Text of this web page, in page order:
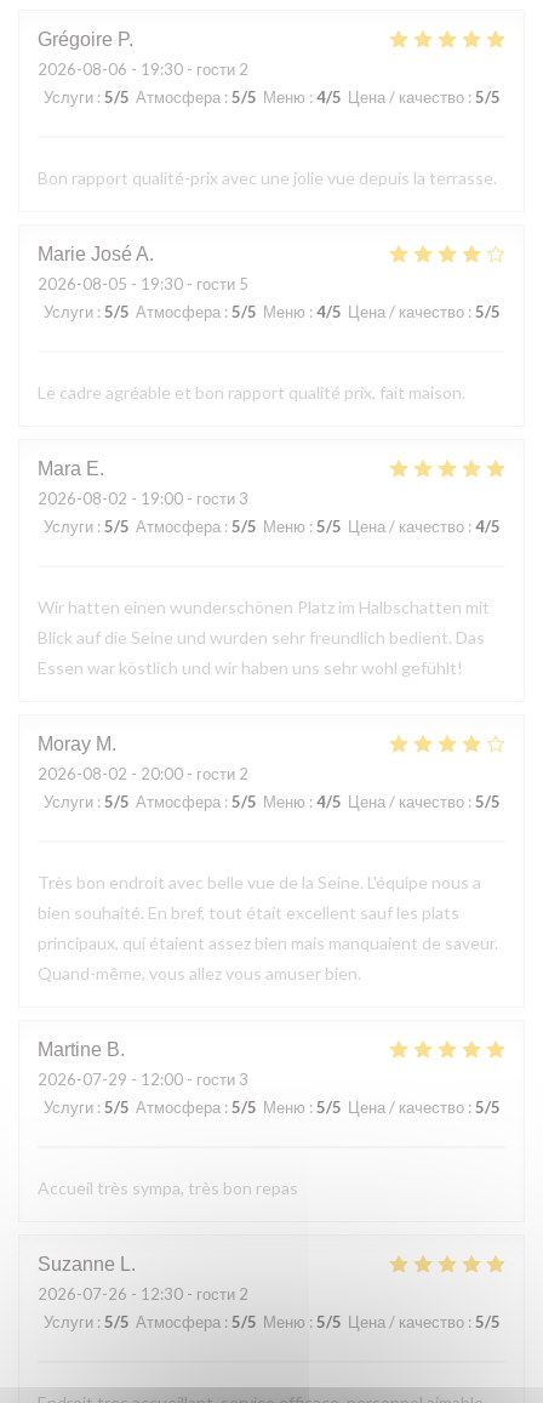
Grégoire P
2026-08-06 - 19:30 - гости 2
Услуги : 5/5 Атмосфера : 5/5 Меню : 4/5 Цена / качество : 5/5
Bon rapport qualité-prix avec une jolie vue depuis la terrasse.
Marie José A
2026-08-05 - 19:30 - гости 5
Услуги : 5/5 Атмосфера : 5/5 Меню : 4/5 Цена / качество : 5/5
Le cadre agréable et bon rapport qualité prix, fait maison.
Mara E
2026-08-02 - 19:00 - гости 3
Услуги : 5/5 Атмосфера : 5/5 Меню : 5/5 Цена / качество : 4/5
Wir hatten einen wunderschönen Platz im Halbschatten mit
Blick auf die Seine und wurden sehr freundlich bedient. Das
Essen war köstlich und wir haben uns sehr wohl gefühlt!
Moray M
2026-08-02 - 20:00 - гости 2
Услуги : 5/5 Атмосфера : 5/5 Меню : 4/5 Цена / качество : 5/5
Très bon endroit avec belle vue de la Seine. L'équipe nous a
bien souhaité. En bref, tout était excellent sauf les plats
principaux, qui étaient assez bien mais manquaient de saveur.
Quand-même, vous allez vous amuser bien.
Martine B
2026-07-29 - 12:00 - гости 3
Услуги :5/5 Атмосфера : 5/5 Меню : 5/5 Цена / качество : 5/5
Accueil très sympa, très bon repas
Suzanne L
2026-07-26 - 12:30 - гости 2
Услуги : 5/5 Атмосфера : 5/5 Меню : 5/5 Цена / качество : 5/5